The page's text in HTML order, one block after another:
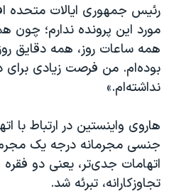
رئیس جمهوری ایالات متحده
مورد این پرونده ندارم؛ چون
همه ساعات روز، همه دقایق
بوده‌ام. من فرصت زیادی برای
نداشته‌ام.»
هاروی واینستین در ارتباط با
جنسی مجرمانه درجه یک
اتهامات جدی‌تر، یعنی دو
تجاوزکارانه، تبرئه شد.